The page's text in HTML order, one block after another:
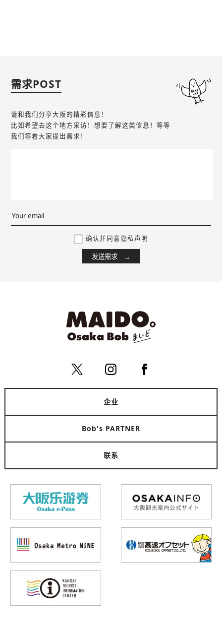
需求POST
请和我们分享大阪的精彩信息！
比如希望去这个地方采访！想要了解这类信息！等等
我们等着大家提出需求！
确认并同意隐私声明
企业
Bob's PARTNER
联系